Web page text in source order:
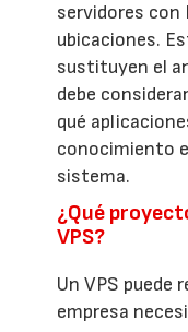
servidores con
ubicaciones.
sustituyen el
debe
qué
conocimiento
sistema.
¿Qué
VPS?
Un VPS puede
empresa